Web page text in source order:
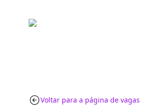
Voltar para a página de vagas